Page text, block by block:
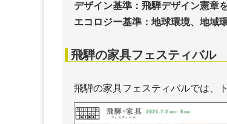
デザイン基準：飛騨デザイン憲章
エコロジー基準：地球環境、地域
飛騨の家具フェスティバル
飛騨の家具フェスティバルでは、